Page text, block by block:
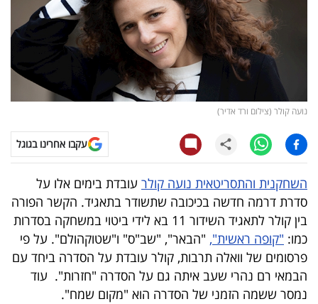
רכילות
עסקית
קריפטו
ויראלי
טלוויזיה
עסקי
ספורט
קריירה
ולימודים
נועה קולר (צילום ורד אדיר)
עקבו אחרינו בגוגל
השחקנית והתסריטאית נועה קולר עובדת בימים אלו על
סדרת דרמה חדשה בכיכובה שתשודר בתאגיד. הקשר הפורה
בין קולר לתאגיד השידור 11 בא לידי ביטוי במשחקה בסדרות
כמו: "קופה ראשית", "הבאר", "שב"ס" ו"שטוקהולם". על פי
פרסומים של וואלה תרבות, קולר עובדת על הסדרה ביחד עם
הבמאי רם נהרי שעב איתה גם על הסדרה "חזרות". עוד
נמסר ששמה הזמני של הסדרה הוא "מקום שמח".